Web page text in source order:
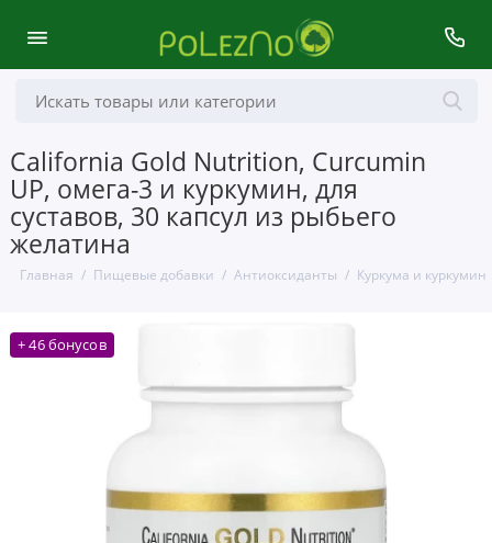
California Gold Nutrition, Curcumin
UP, омега-3 и куркумин, для
суставов, 30 капсул из рыбьего
желатина
Главная Пищевые добавки Антиоксиданты Куркума и куркумин
+ 46 бонусов